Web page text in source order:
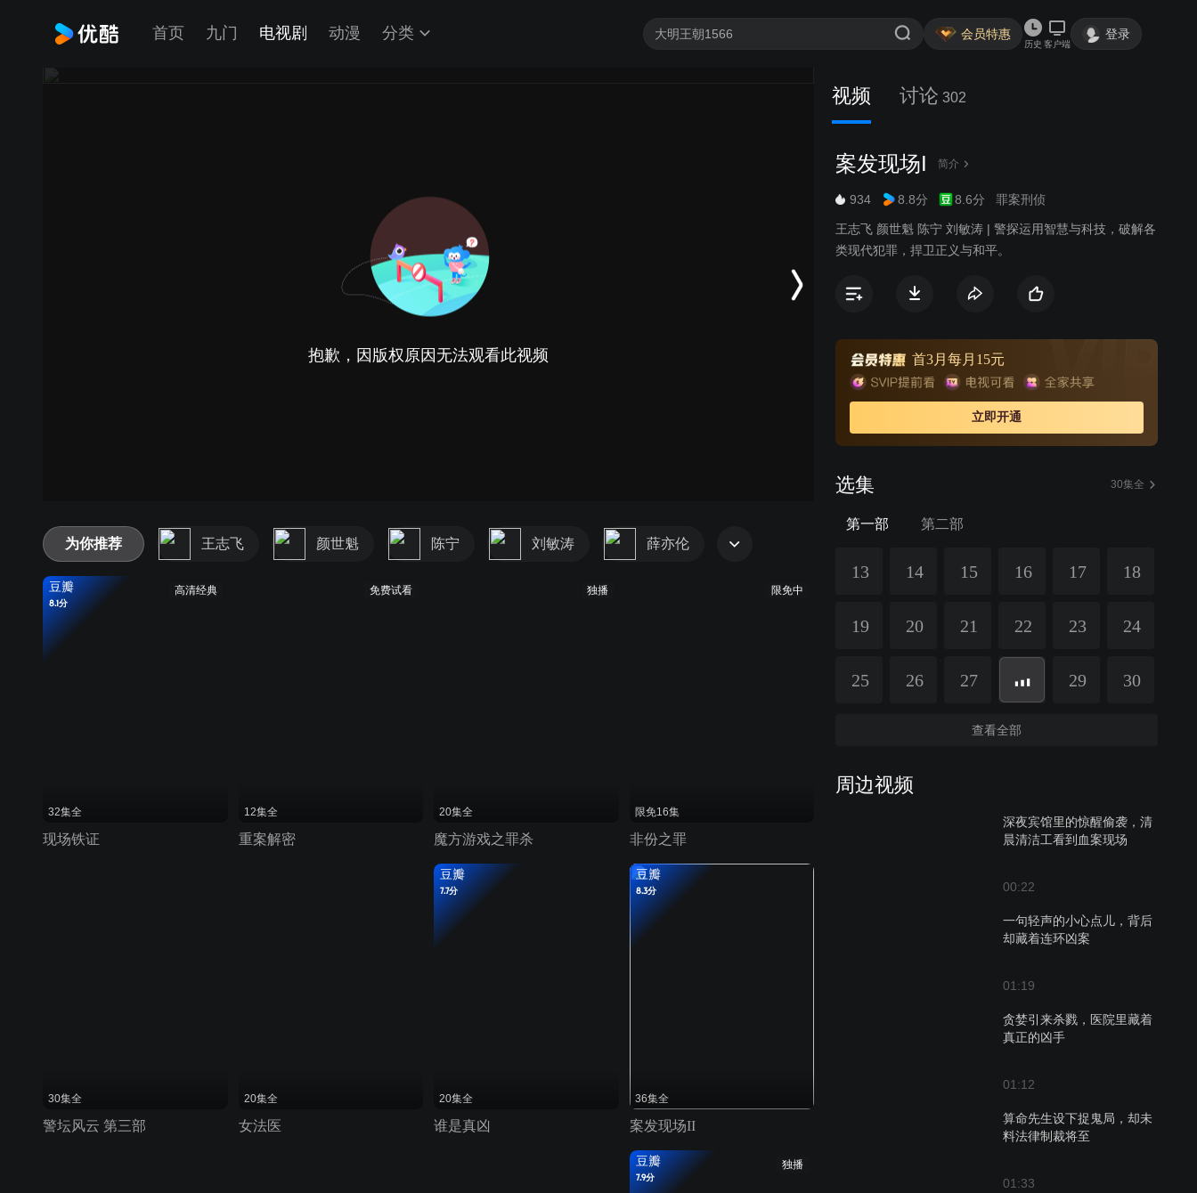
首页 九门 电视剧 动漫 分类 会员特惠
历史 客户端
登录
抱歉，因版权原因无法观看此视频
视频 讨论 302
案发现场I 简介
934 8.8分 8.6分 罪案刑侦
王志飞 颜世魁 陈宁 刘敏涛 | 警探运用智慧与科技，破解各
类现代犯罪，捍卫正义与和平。
首3月每月15元
立即开通
选集 30集全
第一部 第二部
13 14 15 16 17 18
19 20 21 22 23 24
25 26 27 29 30
查看全部
周边视频
深夜宾馆里的惊醒偷袭，清
晨清洁工看到血案现场
00:22
一句轻声的小心点儿，背后
却藏着连环凶案
01:19
贪婪引来杀戮，医院里藏着
真正的凶手
01:12
算命先生设下捉鬼局，却未
料法律制裁将至
01:33
为你推荐 王志飞 颜世魁 陈宁 刘敏涛 薛亦伦
高清经典
豆瓣
8.1分
32集全
现场铁证
免费试看
12集全
重案解密
独播
20集全
魔方游戏之罪杀
限免中
限免16集
非份之罪
30集全
警坛风云 第三部
20集全
女法医
豆瓣
7.7分
20集全
谁是真凶
豆瓣
8.3分
36集全
案发现场II
独播
豆瓣
7.9分